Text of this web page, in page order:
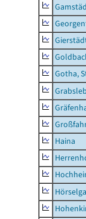
Gotha,
Haina